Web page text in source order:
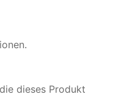
dieses Produkt